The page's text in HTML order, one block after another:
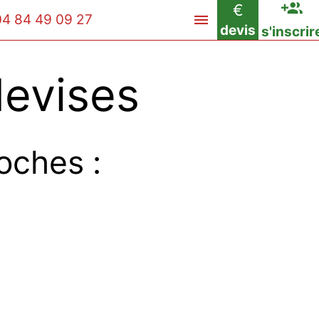
84 49 09 27
€
devis
: